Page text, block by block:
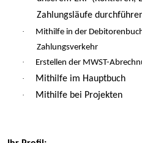
Zahlungsläufe
·
Mithilfe in der
Zahlungsverkehr
·
Erstellen der MWST-
·
Mithilfe im Hauptbuch
· Mithilfe bei Projekten